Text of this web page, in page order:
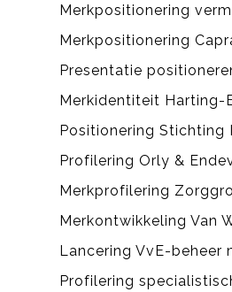
Merkpositionering
Merkpositionering
Presentatie
Merkidentiteit Harting-
Positionering Stichting
Profilering Orly &
Merkprofilering
Merkontwikkeling Van
Lancering VvE-beheer
Profilering